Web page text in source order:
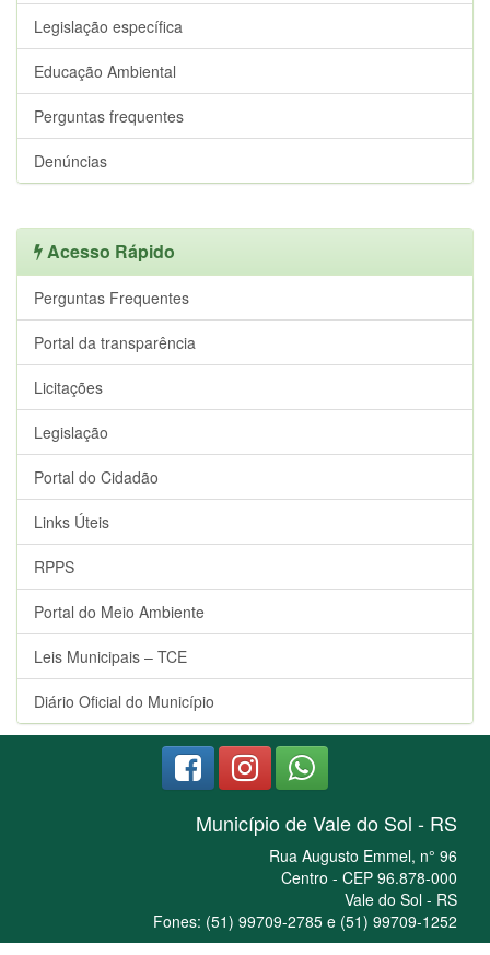
Legislação específica
Educação Ambiental
Perguntas frequentes
Denúncias
Acesso Rápido
Perguntas Frequentes
Portal da transparência
Licitações
Legislação
Portal do Cidadão
Links Úteis
RPPS
Portal do Meio Ambiente
Leis Municipais – TCE
Diário Oficial do Município
Município de Vale do Sol - RS
Rua Augusto Emmel, n° 96
Centro - CEP 96.878-000
Vale do Sol - RS
Fones: (51) 99709-2785 e (51) 99709-1252